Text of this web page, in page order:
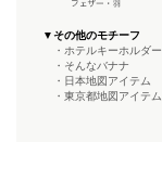
▼その他のモチーフ
・ホテルキーホルダー
・そんなバナナ
・日本地図アイテム
・東京都地図アイテム